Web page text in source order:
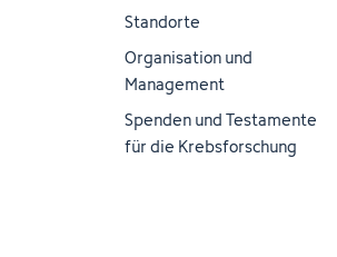
Standorte
Organisation und
Management
Spenden und Testamente
für die Krebsforschung